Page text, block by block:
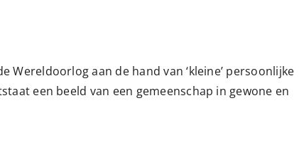
Wereldoorlog aan de hand van ‘kleine’ persoonlijke
een beeld van een gemeenschap in gewone en